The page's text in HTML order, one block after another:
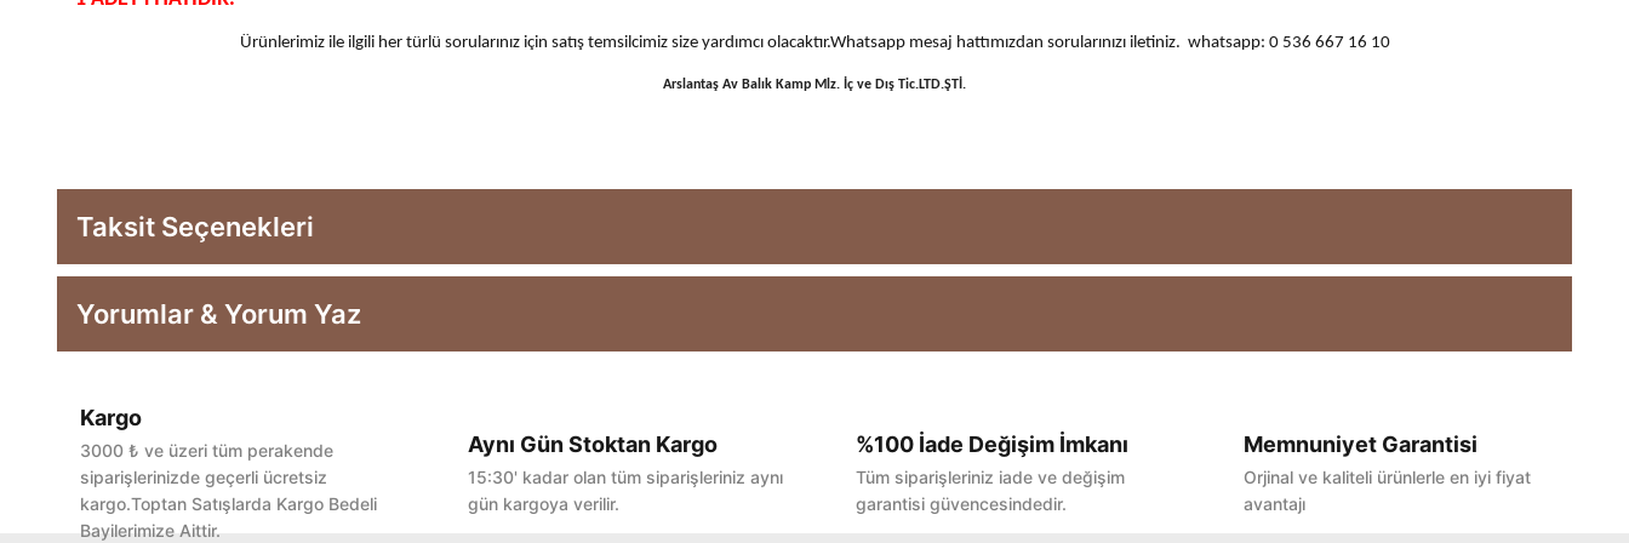
Ürünlerimiz ile ilgili her türlü sorularınız için satış temsilcimiz size yardımcı olacaktır.Whatsapp mesaj hattımızdan sorularınızı iletiniz. whatsapp: 0 536 667 16 10
Arslantaş Av Balık Kamp Mlz. İç ve Dış Tic.LTD.ŞTİ.
Taksit Seçenekleri
Yorumlar & Yorum Yaz
Bu ürüne ilk yorumu siz yapın!
Kargo
3000 ₺ ve üzeri tüm perakende
siparişlerinizde geçerli ücretsiz
kargo.Toptan Satışlarda Kargo Bedeli
Bayilerimize Aittir.
Aynı Gün Stoktan Kargo
15:30' kadar olan tüm siparişleriniz aynı
gün kargoya verilir.
%100 İade Değişim İmkanı
Tüm siparişleriniz iade ve değişim
garantisi güvencesindedir.
Memnuniyet Garantisi
Orjinal ve kaliteli ürünlerle en iyi fiyat
avantajı